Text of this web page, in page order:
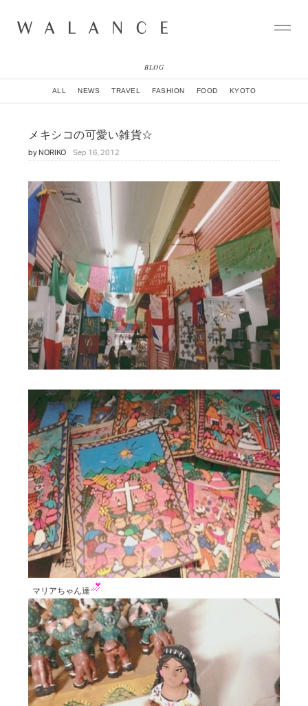
COLLECTION
CITY
NEIGHBORHOOD
WORLD
NATURAL DYE COLLECTION
NEWS
STOCKIST
CONTACT
ONLINE SHOP
NOTE
BRAND OFFICIAL INSTAGRAM
DIRECTOR’S INSTAGRAM
BLOG
ALL NEWS TRAVEL FASHION FOOD KYOTO
メキシコの可愛い雑貨☆
byNORIKO Sep 16, 2012
マリアちゃん達